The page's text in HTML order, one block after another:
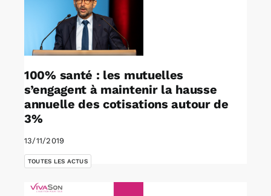
100% santé : les mutuelles
s’engagent à maintenir la hausse
annuelle des cotisations autour de
3%
13/11/2019
TOUTES LES ACTUS